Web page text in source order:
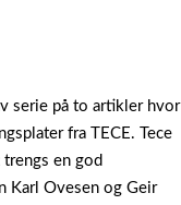
serie på to artikler hvor
fra TECE. Tece
en god
Karl Ovesen og Geir